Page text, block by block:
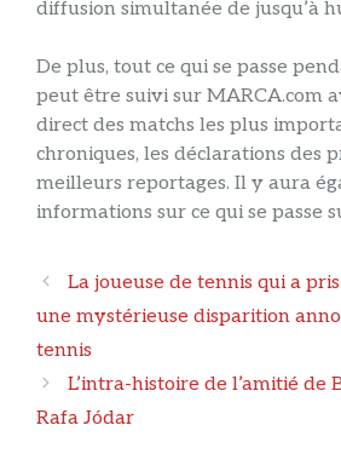
diffusion simultanée de jusqu’à
De plus, tout ce qui se passe
peut être suivi sur MARCA.com
direct des matchs les plus
chroniques, les déclarations des
meilleurs reportages. Il y aura
informations sur ce qui se passe
Navigation
des
La joueuse de tennis qui a
une mystérieuse disparition
tennis
L’intra-histoire de l’amitié de
Rafa Jódar